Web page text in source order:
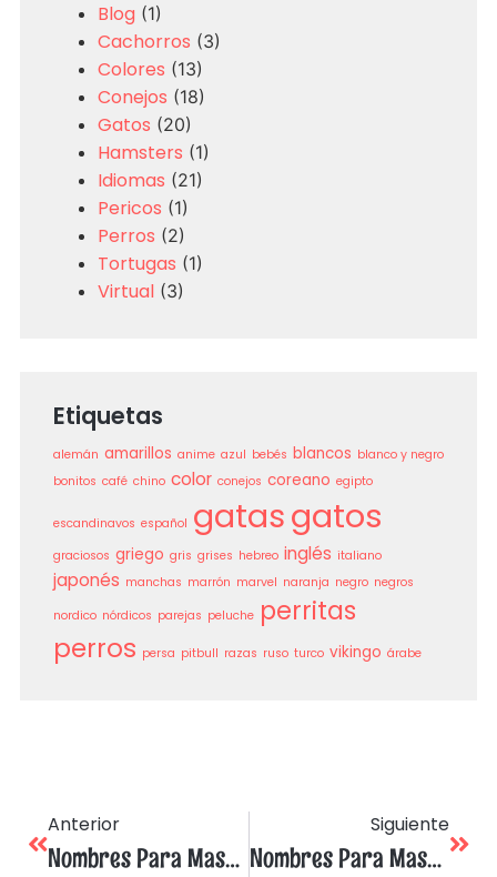
Blog (1)
Cachorros (3)
Colores (13)
Conejos (18)
Gatos (20)
Hamsters (1)
Idiomas (21)
Pericos (1)
Perros (2)
Tortugas (1)
Virtual(3)
Etiquetas
alemán amarillos anime azul bebés blancos blanco y negro
bonitos café chino color conejos coreano egipto
escandinavos español gatasgatos
graciosos griego gris grises hebreo inglés italiano
japonés manchas marrón marvel naranja negro negros
nordico nórdicos parejas peluche perritas
perros persa pitbull razas ruso turco vikingo árabe
Anterior
Nombres Para Mascotas Sushi Para Este 2024
Siguiente
Nombres Para Mascotas De Juegos Virtuales